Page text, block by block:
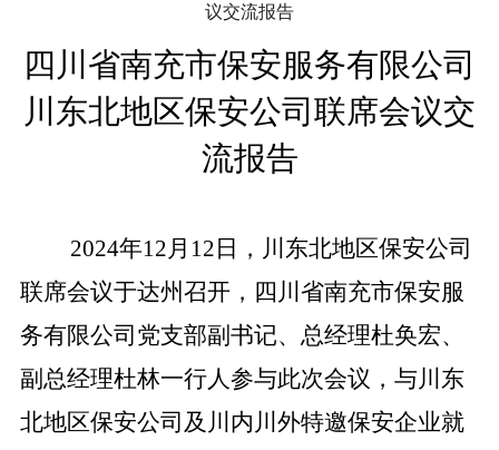
议交流报告
四川省南充市保安服务有限公司
川东北地区保安公司联席会议交
流报告
2024年12月 12 日，川东北地区保安公司
联席会议于达州召开，四川省南充市保安服
务有限公司党支部副书记、总经理杜奂宏、
副总经理杜林一行人参与此次会议，与川东
北地区保安公司及川内川外特邀保安企业就